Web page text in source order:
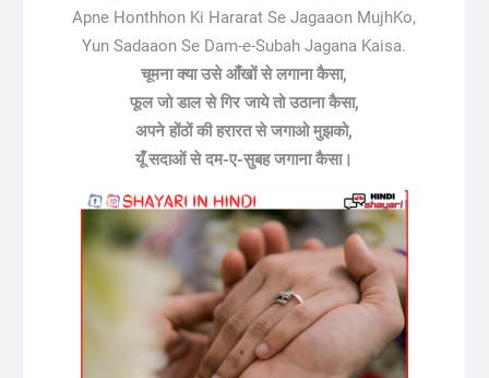
Apne Honthhon Ki Hararat Se Jagaaon MujhKo,
Yun Sadaaon Se Dam-e-Subah Jagana Kaisa.
चूमना क्या उसे आँखों से लगाना कैसा,
फूल जो डाल से गिर जाये तो उठाना कैसा,
अपने होंठों की हरारत से जगाओ मुझको,
यूँ सदाओं से दम-ए-सुबह जगाना कैसा।